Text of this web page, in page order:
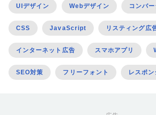
UIデザイン Webデザイン コンバ
CSS JavaScript リスティング広
インターネット広告 スマホアプリ
SEO対策 フリーフォント レスポ